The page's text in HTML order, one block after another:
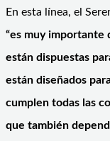
En esta línea, el
“es muy importante
están dispuestas
están diseñados
cumplen todas las
que también